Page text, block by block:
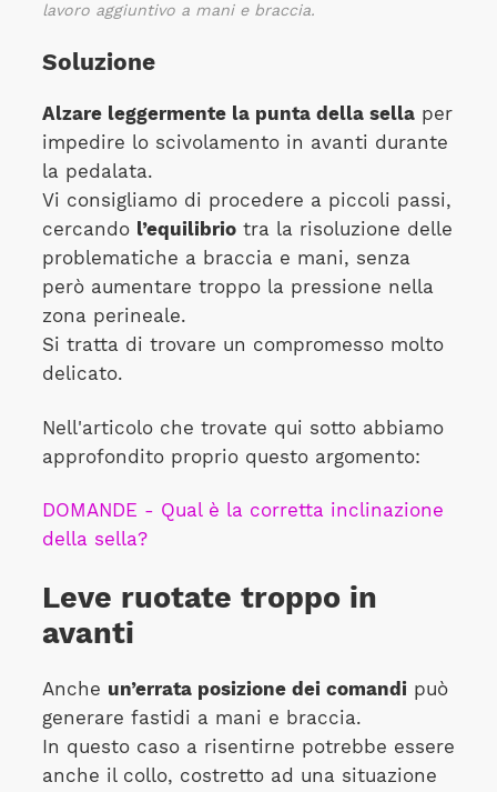
lavoro aggiuntivo a mani e braccia.
Soluzione
Alzare leggermente la punta della sellaper
impedire lo scivolamento in avanti durante
la pedalata.
Vi consigliamo di procedere a piccoli passi,
cercando l’equilibriotra la risoluzione delle
problematiche a braccia e mani, senza
però aumentare troppo la pressione nella
zona perineale.
Si tratta di trovare un compromesso molto
delicato.
Nell'articolo che trovate qui sotto abbiamo
approfondito proprio questo argomento:
DOMANDE - Qual è la corretta inclinazione
della sella?
Leve ruotate troppo in
avanti
Anche un’errata posizione dei comandipuò
generare fastidi a mani e braccia.
In questo caso a risentirne potrebbe essere
anche il collo, costretto ad una situazione